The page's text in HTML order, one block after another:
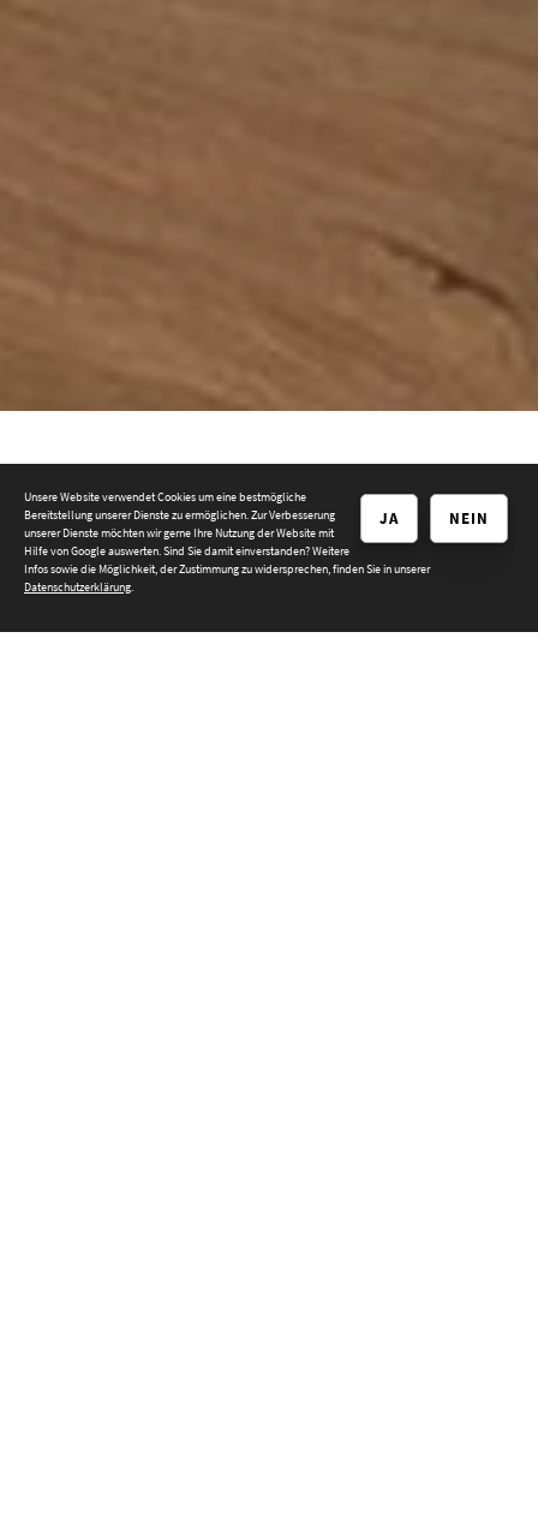
Böden NEIN
JA
Unsere Website verwendet Cookies um eine bestmögliche
Bereitstellung unserer Dienste zu ermöglichen. Zur Verbesserung
unserer Dienste möchten wir gerne Ihre Nutzung der Website mit
Hilfe von Google auswerten. Sind Sie damit einverstanden? Weitere
Infos sowie die Möglichkeit, der Zustimmung zu widersprechen, finden Sie in unserer
Datenschutzerklärung.